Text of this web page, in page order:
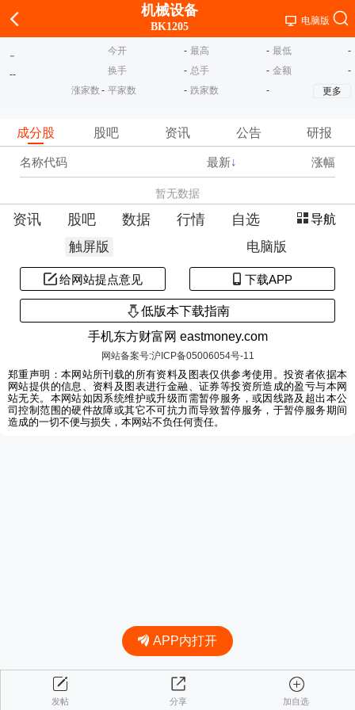
机械设备
BK1205 电脑版
-
--
今开 - 最高 - 最低
-
换手
- 总手 - 金额
-
涨家数 - 平家数 - 跌家数 - 更多
成分股 股吧 资讯 公告 研报
名称代码 最新↓ 涨幅
暂无数据
资讯 股吧 数据 行情 自选 导航
触屏版 电脑版
给网站提点意见 下载APP
低版本下载指南
手机东方财富网 eastmoney.com
网站备案号:沪ICP备05006054号-11
郑重声明：本网站所刊载的所有资料及图表仅供参考使用。投资者依据本
网站提供的信息、资料及图表进行金融、证券等投资所造成的盈亏与本网
站无关。本网站如因系统维护或升级而需暂停服务，或因线路及超出本公
司控制范围的硬件故障或其它不可抗力而导致暂停服务，于暂停服务期间
造成的一切不便与损失，本网站不负任何责任。
发帖 分享 加自选
APP内打开